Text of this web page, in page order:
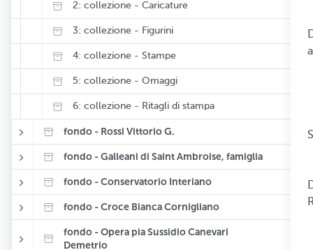
2: collezione - Caricature
3: collezione - Figurini
4: collezione - Stampe
5: collezione - Omaggi
6: collezione - Ritagli di stampa
fondo - Rossi Vittorio G.
fondo - Galleani di Saint Ambroise, famiglia
fondo - Conservatorio Interiano
fondo - Croce Bianca Cornigliano
fondo - Opera pia Sussidio Canevari
Demetrio